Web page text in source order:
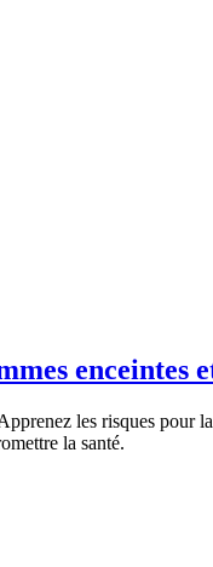
enceintes
les risques pour
la santé.